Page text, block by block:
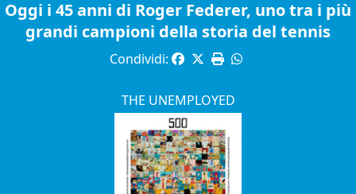
Oggi i 45 anni di Roger Federer, uno tra i più
grandi campioni della storia del tennis
Condividi:
THE UNEMPLOYED